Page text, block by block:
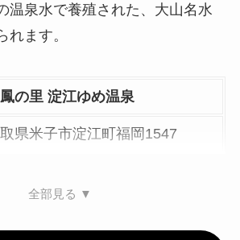
温泉水で養殖された、大山名水
れます。
の里 淀江ゆめ温泉
県米子市淀江町福岡1547
全部見る ▼